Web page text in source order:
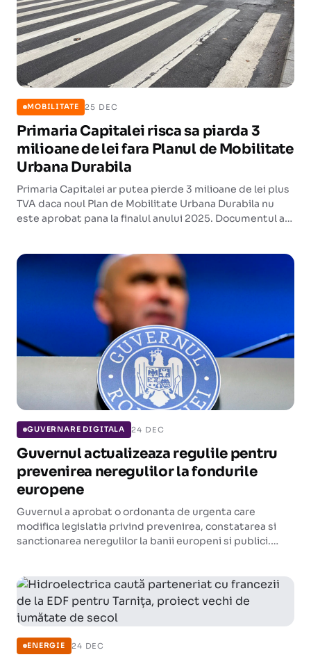
MOBILITATE 25 DEC
Primaria Capitalei risca sa piarda 3
milioane de lei fara Planul de Mobilitate
Urbana Durabila
Primaria Capitalei ar putea pierde 3 milioane de lei plus
TVA daca noul Plan de Mobilitate Urbana Durabila nu
este aprobat pana la finalul anului 2025. Documentul a
GUVERNARE DIGITALA 24 DEC
Guvernul actualizeaza regulile pentru
prevenirea neregulilor la fondurile
europene
Guvernul a aprobat o ordonanta de urgenta care
modifica legislatia privind prevenirea, constatarea si
sanctionarea neregulilor la banii europeni si publici.
ENERGIE 24 DEC